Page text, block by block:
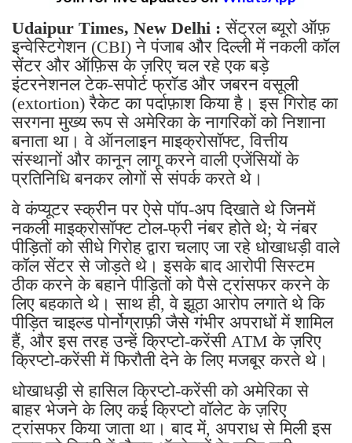
Udaipur Times, New Delhi :सेंट्रल ब्यूरो ऑफ़
इन्वेस्टिगेशन (CBI) ने पंजाब और दिल्ली में नकली कॉल
सेंटर और ऑफ़िस के ज़रिए चल रहे एक बड़े
इंटरनेशनल टेक-सपोर्ट फ्रॉड और जबरन वसूली
(extortion) रैकेट का पर्दाफ़ाश किया है। इस गिरोह का
सरगना मुख्य रूप से अमेरिका के नागरिकों को निशाना
बनाता था। वे ऑनलाइन माइक्रोसॉफ्ट, वित्तीय
संस्थानों और कानून लागू करने वाली एजेंसियों के
प्रतिनिधि बनकर लोगों से संपर्क करते थे।
वे कंप्यूटर स्क्रीन पर ऐसे पॉप-अप दिखाते थे जिनमें
नकली माइक्रोसॉफ्ट टोल-फ्री नंबर होते थे; ये नंबर
पीड़ितों को सीधे गिरोह द्वारा चलाए जा रहे धोखाधड़ी वाले
कॉल सेंटर से जोड़ते थे। इसके बाद आरोपी सिस्टम
ठीक करने के बहाने पीड़ितों को पैसे ट्रांसफर करने के
लिए बहकाते थे। साथ ही, वे झूठा आरोप लगाते थे कि
पीड़ित चाइल्ड पोर्नोग्राफ़ी जैसे गंभीर अपराधों में शामिल
हैं, और इस तरह उन्हें क्रिप्टो-करेंसी ATM के ज़रिए
क्रिप्टो-करेंसी में फिरौती देने के लिए मजबूर करते थे।
धोखाधड़ी से हासिल क्रिप्टो-करेंसी को अमेरिका से
बाहर भेजने के लिए कई क्रिप्टो वॉलेट के ज़रिए
ट्रांसफर किया जाता था। बाद में, अपराध से मिली इस